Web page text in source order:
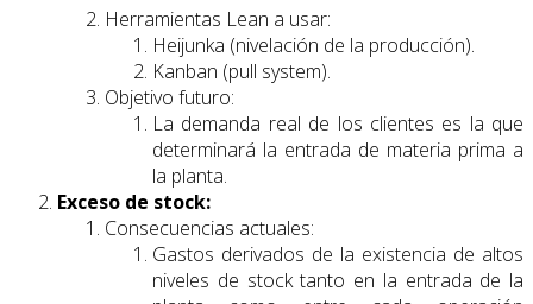
Herramientas Lean a usar:
Heijunka (nivelación de la producción).
Kanban (pull system).
Objetivo futuro:
La demanda real de los clientes es la que
determinará la entrada de materia prima a
la planta.
Exceso de stock:
Consecuencias actuales:
Gastos derivados de la existencia de altos
niveles de stock tanto en la entrada de la